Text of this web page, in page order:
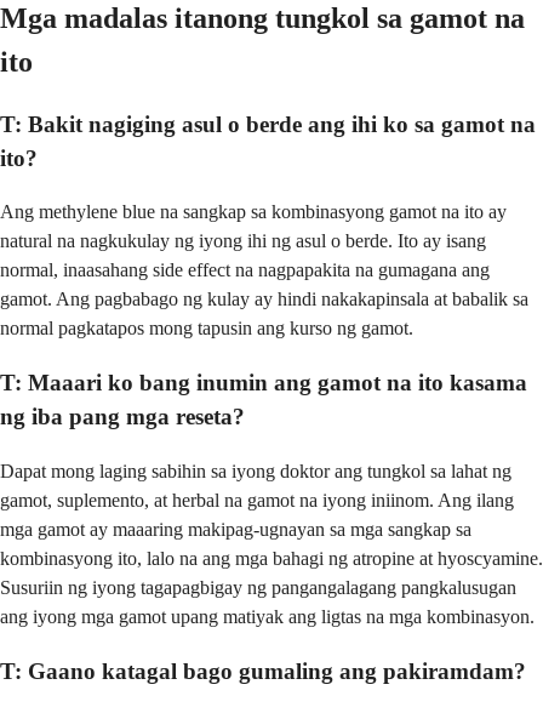
Mga madalas itanong tungkol sa gamot na
ito
T: Bakit nagiging asul o berde ang ihi ko sa gamot na
ito?
Ang methylene blue na sangkap sa kombinasyong gamot na ito ay
natural na nagkukulay ng iyong ihi ng asul o berde. Ito ay isang
normal, inaasahang side effect na nagpapakita na gumagana ang
gamot. Ang pagbabago ng kulay ay hindi nakakapinsala at babalik sa
normal pagkatapos mong tapusin ang kurso ng gamot.
T: Maaari ko bang inumin ang gamot na ito kasama
ng iba pang mga reseta?
Dapat mong laging sabihin sa iyong doktor ang tungkol sa lahat ng
gamot, suplemento, at herbal na gamot na iyong iniinom. Ang ilang
mga gamot ay maaaring makipag-ugnayan sa mga sangkap sa
kombinasyong ito, lalo na ang mga bahagi ng atropine at hyoscyamine.
Susuriin ng iyong tagapagbigay ng pangangalagang pangkalusugan
ang iyong mga gamot upang matiyak ang ligtas na mga kombinasyon.
T: Gaano katagal bago gumaling ang pakiramdam?